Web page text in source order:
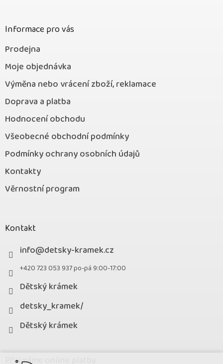
Informace pro vás
Prodejna
Moje objednávka
Výměna nebo vrácení zboží, reklamace
Doprava a platba
Hodnocení obchodu
Všeobecné obchodní podmínky
Podmínky ochrany osobních údajů
Kontakty
Věrnostní program
Kontakt
info@detsky-kramek.cz
+420 723 053 937 po-pá 9:00-17:00
Dětský krámek
detsky_kramek/
Dětský krámek
Přijímáme online platby